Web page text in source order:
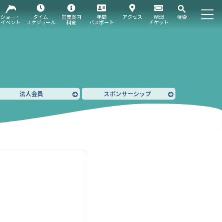
WEB
チケット
検索
ショー・
イベント
タイム
スケジュール
営業案内
料金
年間
パスポート
アクセス
法人会員 スポンサーシップ